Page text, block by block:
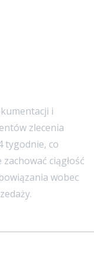
i
zlecenia
tygodnie, co
ciągłość
wobec